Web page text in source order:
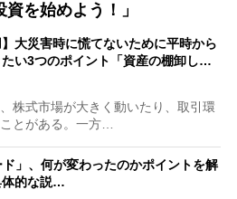
を始めよう！」
】大災害時に慌てないために平時から
い3つのポイント「資産の棚卸し…
株式市場が大きく動いたり、取引環
とがある。一方…
」、何が変わったのかポイントを解
的な説…